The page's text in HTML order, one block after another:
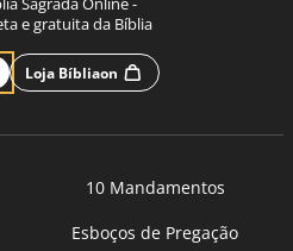
e gratuita da Bíblia
Loja Bíbliaon
10 Mandamentos
Esboços de Pregação